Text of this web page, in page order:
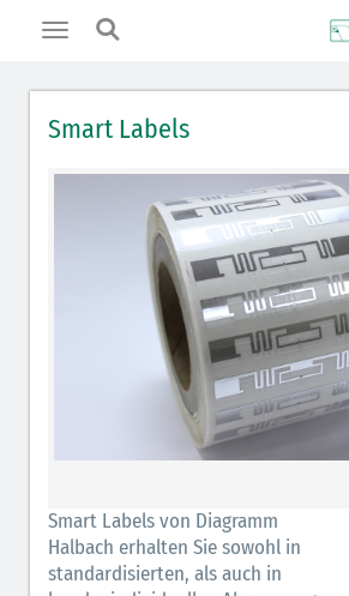
Toggle
Smart Labels
Smart Labels von Diagramm
Halbach erhalten Sie sowohl in
standardisierten, als auch in